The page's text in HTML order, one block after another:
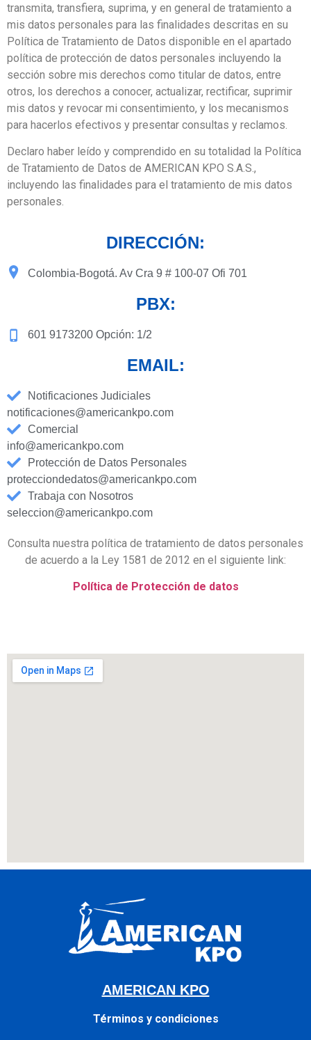
transmita, transfiera, suprima, y en general de tratamiento a
mis datos personales para las finalidades descritas en su
Política de Tratamiento de Datos disponible en el apartado
política de protección de datos personales incluyendo la
sección sobre mis derechos como titular de datos, entre
otros, los derechos a conocer, actualizar, rectificar, suprimir
mis datos y revocar mi consentimiento, y los mecanismos
para hacerlos efectivos y presentar consultas y reclamos.
Declaro haber leído y comprendido en su totalidad la Política
de Tratamiento de Datos de AMERICAN KPO S.A.S.,
incluyendo las finalidades para el tratamiento de mis datos
personales.
DIRECCIÓN:
Colombia-Bogotá. Av Cra 9 # 100-07 Ofi 701
PBX:
601 9173200 Opción: 1/2
EMAIL:
Notificaciones Judiciales
notificaciones@americankpo.com
Comercial
info@americankpo.com
Protección de Datos Personales
protecciondedatos@americankpo.com
Trabaja con Nosotros
seleccion@americankpo.com
Consulta nuestra política de tratamiento de datos personales
de acuerdo a la Ley 1581 de 2012 en el siguiente link:
Política de Protección de datos
AMERICAN KPO
Términos y condiciones